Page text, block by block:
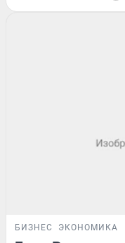
БИЗНЕС ЭКОНОМИКА